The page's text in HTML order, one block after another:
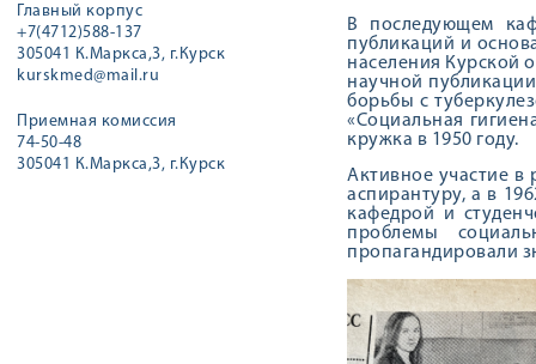
Главный корпус
+7(4712)588-137
305041 К.Маркса,3, г.Курск
kurskmed@mail.ru
Приемная комиссия
74-50-48
305041 К.Маркса,3, г.Курск
В последующем
публикаций и
населения Курской
научной
борьбы с
«Социальная
кружка в 1950 году.
Активное участие в
аспирантуру, а в
кафедрой и
проблемы
пропагандировали